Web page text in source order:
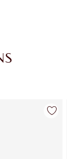
Article 4 sur 28